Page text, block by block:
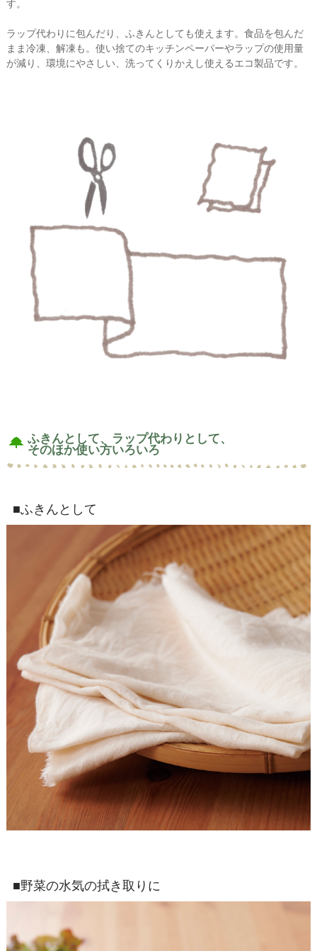
す。
ラップ代わりに包んだり、ふきんとしても使えます。食品を包んだ
まま冷凍、解凍も。使い捨てのキッチンペーパーやラップの使用量
が減り、環境にやさしい、洗ってくりかえし使えるエコ製品です。
ふきんとして、ラップ代わりとして、
そのほか使い方いろいろ
■ふきんとして
■野菜の水気の拭き取りに